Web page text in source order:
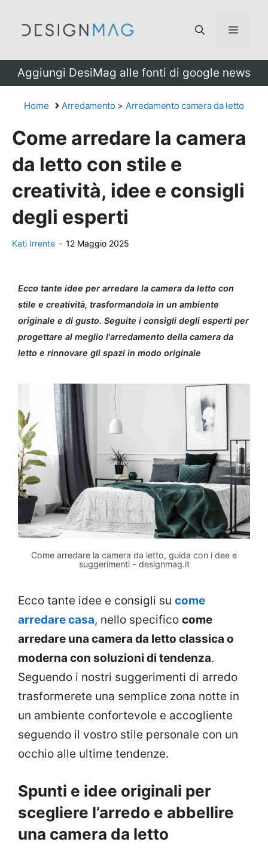
Menu
Aggiungi DesiMag alle fonti di google news
Home Arredamento > Arredamento camera da letto
Come arredare la camera
da letto con stile e
creatività, idee e consigli
degli esperti
Kati Irrente - 12 Maggio 2025
Ecco tante idee per arredare la camera da letto con
stile e creatività, trasformandola in un ambiente
originale e di gusto. Seguite i consigli degli esperti per
progettare al meglio l'arredamento della camera da
letto e rinnovare gli spazi in modo originale
Come arredare la camera da letto, guida con i dee e
suggerimenti - designmag.it
Ecco tante idee e consigli su come
arredare casa, nello specifico come
arredare una camera da letto classica o
moderna con soluzioni di tendenza.
Seguendo i nostri suggerimenti di arredo
trasformerete una semplice zona notte in
un ambiente confortevole e accogliente
seguendo il vostro stile personale con un
occhio alle ultime tendenze.
Spunti e idee originali per
scegliere l’arredo e abbellire
una camera da letto